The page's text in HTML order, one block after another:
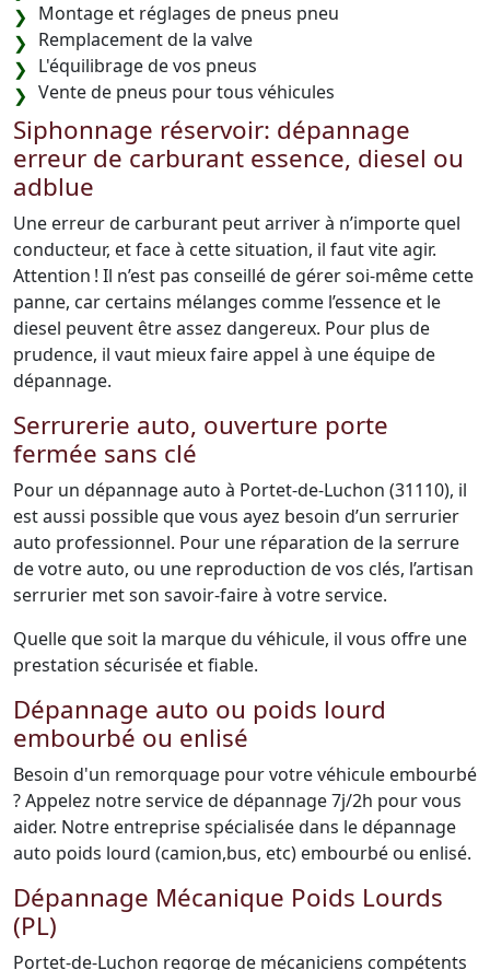
Montage et réglages de pneus pneu
Remplacement de la valve
L'équilibrage de vos pneus
Vente de pneus pour tous véhicules
Siphonnage réservoir: dépannage
erreur de carburant essence, diesel ou
adblue
Une erreur de carburant peut arriver à n’importe quel
conducteur, et face à cette situation, il faut vite agir.
Attention ! Il n’est pas conseillé de gérer soi-même cette
panne, car certains mélanges comme l’essence et le
diesel peuvent être assez dangereux. Pour plus de
prudence, il vaut mieux faire appel à une équipe de
dépannage.
Serrurerie auto, ouverture porte
fermée sans clé
Pour un dépannage auto à Portet-de-Luchon (31110), il
est aussi possible que vous ayez besoin d’un serrurier
auto professionnel. Pour une réparation de la serrure
de votre auto, ou une reproduction de vos clés, l’artisan
serrurier met son savoir-faire à votre service.
Quelle que soit la marque du véhicule, il vous offre une
prestation sécurisée et fiable.
Dépannage auto ou poids lourd
embourbé ou enlisé
Besoin d'un remorquage pour votre véhicule embourbé
? Appelez notre service de dépannage 7j/2h pour vous
aider. Notre entreprise spécialisée dans le dépannage
auto poids lourd (camion,bus, etc) embourbé ou enlisé.
Dépannage Mécanique Poids Lourds
(PL)
Portet-de-Luchon regorge de mécaniciens compétents